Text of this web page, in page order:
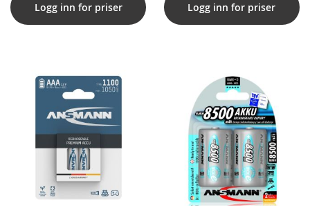
Logg inn for priser
Logg inn for priser